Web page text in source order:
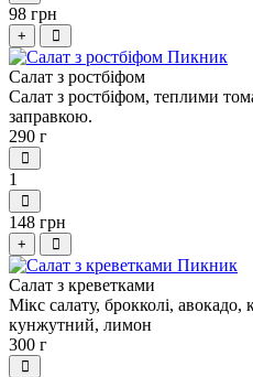
98 грн
+
Салат з ростбіфом
Салат з ростбіфом, теплими
заправкою.
290 г
1
148 грн
+
Салат з креветками
Мікс салату, брокколі, авокадо,
кунжутний, лимон
300 г